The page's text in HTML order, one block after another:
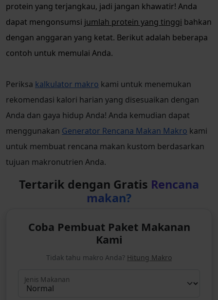
protein yang terjangkau, jadi jangan khawatir! Anda
dapat mengonsumsi jumlah protein yang tinggi bahkan
dengan anggaran yang ketat. Berikut adalah beberapa
contoh untuk memulai Anda.
Periksa kalkulator makro kami untuk menemukan
rekomendasi kalori harian yang disesuaikan dengan
Anda dan gaya hidup Anda! Anda kemudian dapat
menggunakan Generator Rencana Makan Makro kami
untuk membuat rencana makan kustom berdasarkan
tujuan makronutrien Anda.
Tertarik dengan Gratis Rencana
makan?
Coba Pembuat Paket Makanan
Kami
Tidak tahu makro Anda? Hitung Makro
Jenis Makanan